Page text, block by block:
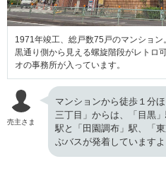
1971年竣工、総戸数75戸のマンショ
黒通り側から見える螺旋階段がレトロ
オの事務所が入っています。
売主さま
マンションから徒歩１分
三丁目」からは、「目黒
駅と「田園調布」駅、「
ぶバスが発着していますよ